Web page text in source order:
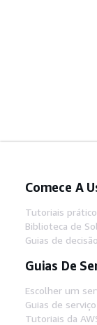
Comece A
Tutoriais
Biblioteca de
Guias de
Guias De
Escolher um
Guias de
Tutoriais da